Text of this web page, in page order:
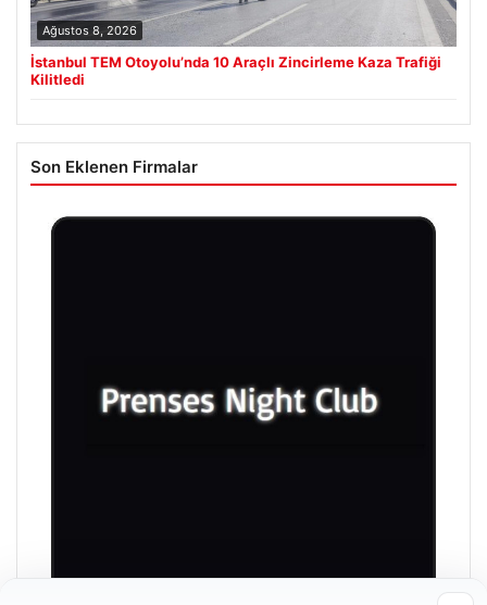
Ağustos 8, 2026
İstanbul TEM Otoyolu’nda 10 Araçlı Zincirleme Kaza Trafiği
Kilitledi
Son Eklenen Firmalar